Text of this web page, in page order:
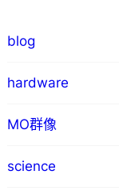
blog
hardware
MO群像
science